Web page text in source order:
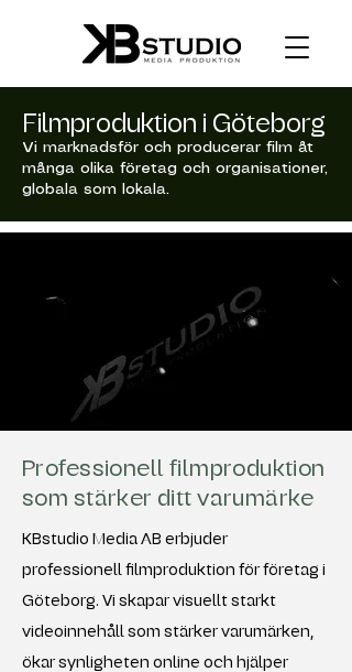
Filmproduktion i Göteborg
Vi marknadsför och producerar film åt
många olika företag och organisationer,
globala som lokala.
Professionell filmproduktion
som stärker ditt varumärke
KBstudio Media AB erbjuder
professionell filmproduktion för företag i
Göteborg. Vi skapar visuellt starkt
videoinnehåll som stärker varumärken,
ökar synligheten online och hjälper